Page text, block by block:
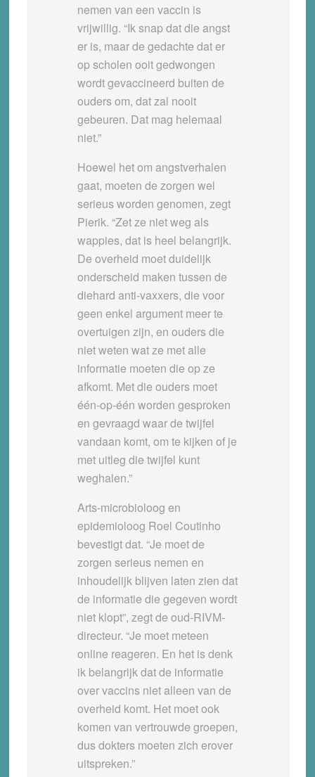
nemen van een vaccin is
vrijwillig. “Ik snap dat die angst
er is, maar de gedachte dat er
op scholen ooit gedwongen
wordt gevaccineerd buiten de
ouders om, dat zal nooit
gebeuren. Dat mag helemaal
niet.”
Hoewel het om angstverhalen
gaat, moeten de zorgen wel
serieus worden genomen, zegt
Pierik. “Zet ze niet weg als
wappies, dat is heel belangrijk.
De overheid moet duidelijk
onderscheid maken tussen de
diehard anti-vaxxers, die voor
geen enkel argument meer te
overtuigen zijn, en ouders die
niet weten wat ze met alle
informatie moeten die op ze
afkomt. Met die ouders moet
één-op-één worden gesproken
en gevraagd waar de twijfel
vandaan komt, om te kijken of je
met uitleg die twijfel kunt
weghalen.”
Arts-microbioloog en
epidemioloog Roel Coutinho
bevestigt dat. “Je moet de
zorgen serieus nemen en
inhoudelijk blijven laten zien dat
de informatie die gegeven wordt
niet klopt”, zegt de oud-RIVM-
directeur. “Je moet meteen
online reageren. En het is denk
ik belangrijk dat de informatie
over vaccins niet alleen van de
overheid komt. Het moet ook
komen van vertrouwde groepen,
dus dokters moeten zich erover
uitspreken.”